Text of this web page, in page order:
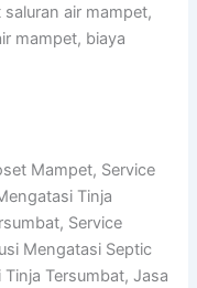
air mampet,
mampet, biaya
Mampet, Service
Tinja
Service
Mengatasi Septic
Tersumbat, Jasa